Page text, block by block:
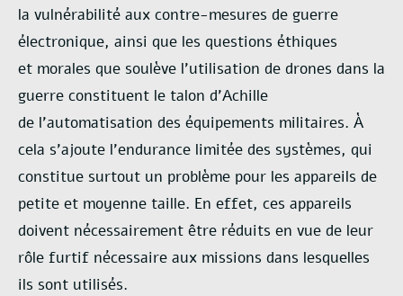
la vulnérabilité aux contre-mesures de guerre
électronique, ainsi que les questions éthiques
et morales que soulève l’utilisation de drones dans la
guerre constituent le talon d’Achille
de l’automatisation des équipements militaires. À
cela s’ajoute l’endurance limitée des systèmes, qui
constitue surtout un problème pour les appareils de
petite et moyenne taille. En effet, ces appareils
doivent nécessairement être réduits en vue de leur
rôle furtif nécessaire aux missions dans lesquelles
ils sont utilisés.